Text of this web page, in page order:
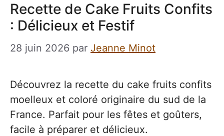
Recette de Cake Fruits Confits
: Délicieux et Festif
28 juin 2026 par Jeanne Minot
Découvrez la recette du cake fruits confits
moelleux et coloré originaire du sud de la
France. Parfait pour les fêtes et goûters,
facile à préparer et délicieux.